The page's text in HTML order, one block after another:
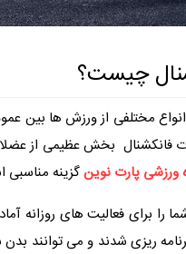
چیست؟
مختلفی از ورزش ها بین
فانکشنال بخش عظیمی از
ورزشی پارت نوینگزینه مناسبی
را برای فعالیت های روزانه
ریزی شدند و می توانند